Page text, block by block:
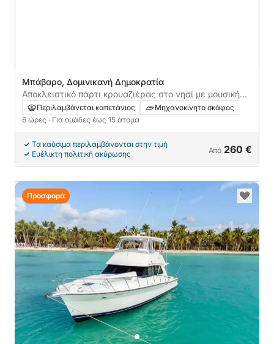
Μπάβαρο, Δομινικανή Δημοκρατία
Αποκλειστικό πάρτι κρουαζιέρας στο νησί με μουσική
και χορό και επαγγελματικά πληρώματα
Περιλαμβάνεται καπετάνιος
Μηχανοκίνητο σκάφος
6 ώρες · Για ομάδες έως 15 άτομα
Τα καύσιμα περιλαμβάνονται στην τιμή
Ευέλικτη πολιτική ακύρωσης
Από 260 €
Προσφορά